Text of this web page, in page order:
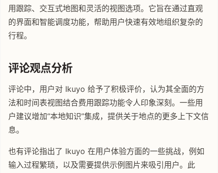
用跟踪、交互式地图和灵活的视图选项。它旨在通过直观
的界面和智能调度功能，帮助用户快速有效地组织复杂的
行程。
评论观点分析
评论中，用户对 Ikuyo 给予了积极评价，认为其全面的方
法和时间表视图结合费用跟踪功能令人印象深刻。一些用
户建议增加“本地知识”集成，提供关于地点的更多上下文信
息。
也有评论指出了 Ikuyo 在用户体验方面的一些挑战，例如
输入过程繁琐，以及需要提供示例图片来吸引用户。此